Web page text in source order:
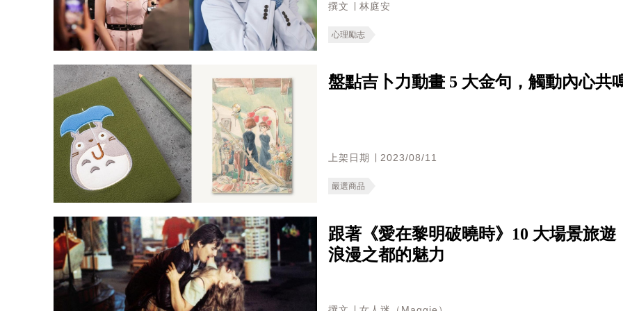
撰文 ∣ 林庭安
心理勵志
盤點吉卜力動畫 5 大金句，觸動內心共
上架日期 ∣ 2023/08/11
嚴選商品
跟著《愛在黎明破曉時》10 大場景旅
浪漫之都的魅力